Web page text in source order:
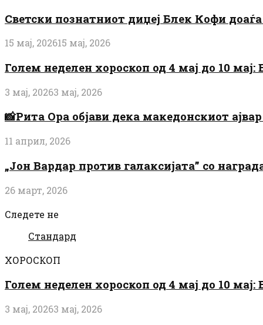
Светски познатниот диџеј Блек Кофи доаѓа
15 мај, 202615 мај, 2026
Голем неделен хороскоп од 4 мај до 10
3 мај, 20263 мај, 2026
📸Рита Ора објави дека македонскиот
11 април, 2026
„Јон Вардар против галаксијата” со
26 март, 2026
Следете не
Стандард
ХОРОСКОП
Голем неделен хороскоп од 4 мај до 10
3 мај, 20263 мај, 2026